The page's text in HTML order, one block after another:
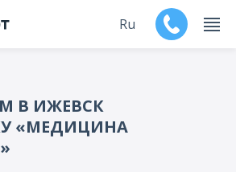
Продукты
Ru
В ИЖЕВСК
«МЕДИЦИНА